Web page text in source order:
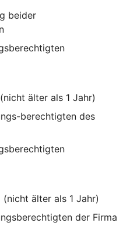
beider
älter als 1 Jahr)
berechtigten des
älter als 1 Jahr)
der Firma